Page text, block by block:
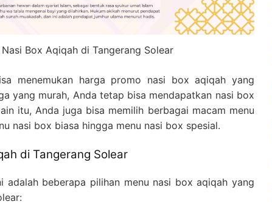
Box Aqiqah di Tangerang Solear
menemukan harga promo nasi box aqiqah yang
yang murah, Anda tetap bisa mendapatkan nasi box
itu, Anda juga bisa memilih berbagai macam menu
nasi box biasa hingga menu nasi box spesial.
di Tangerang Solear
adalah beberapa pilihan menu nasi box aqiqah yang